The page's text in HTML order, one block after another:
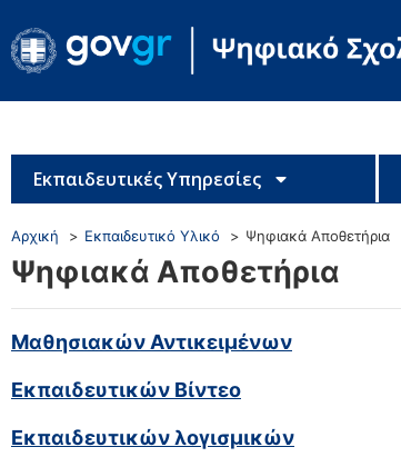
Εκπαιδευτικές Υπηρεσίες
Αρχική Εκπαιδευτικό Υλικό Ψηφιακά Αποθετήρια
Ψηφιακά Αποθετήρια
Μαθησιακών Αντικειμένων
Εκπαιδευτικών Βίντεο
Εκπαιδευτικών λογισμικών